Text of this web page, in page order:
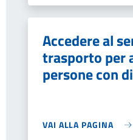
Accedere al
trasporto per
persone con
VAI ALLA PAGINA